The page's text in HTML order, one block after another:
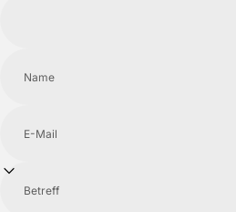
Name
E-Mail
Betreff